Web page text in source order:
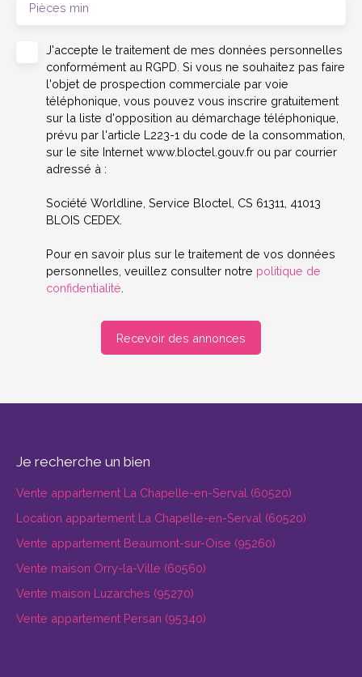
Pièces min
J'accepte le traitement de mes données personnelles
conformément au RGPD. Si vous ne souhaitez pas faire
l'objet de prospection commerciale par voie
téléphonique, vous pouvez vous inscrire gratuitement
sur la liste d'opposition au démarchage téléphonique,
prévu par l'article L223-1 du code de la consommation,
sur le site Internet www.bloctel.gouv.fr ou par courrier
adressé à :
Société Worldline, Service Bloctel, CS 61311, 41013
BLOIS CEDEX.
Pour en savoir plus sur le traitement de vos données
personnelles, veuillez consulter notre politique de
confidentialité
Recevoir des annonces
Je recherche un bien
Vente appartement La Chapelle-en-Serval (60520)
Location appartement La Chapelle-en-Serval (60520)
Vente appartement Beaumont-sur-Oise (95260)
Vente maison Orry-la-Ville (60560)
Vente maison Luzarches (95270)
Vente appartement Persan (95340)